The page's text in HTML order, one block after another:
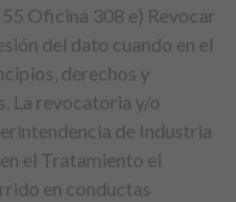
Oficina 308 e) Revocar
del dato cuando en el
derechos y
La revocatoria y/o
de Industria
el Tratamiento el
en conductas